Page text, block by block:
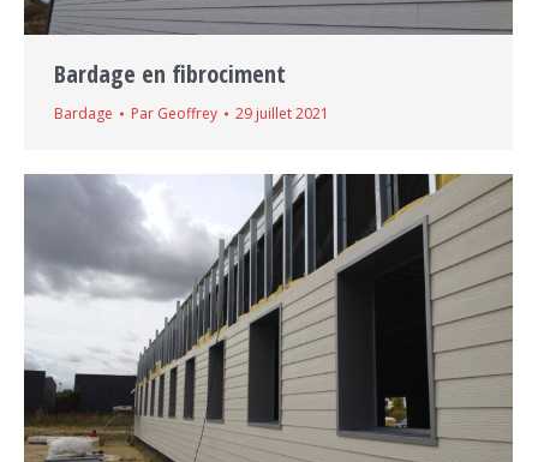
Bardage en fibrociment
Bardage Par Geoffrey 29 juillet 2021